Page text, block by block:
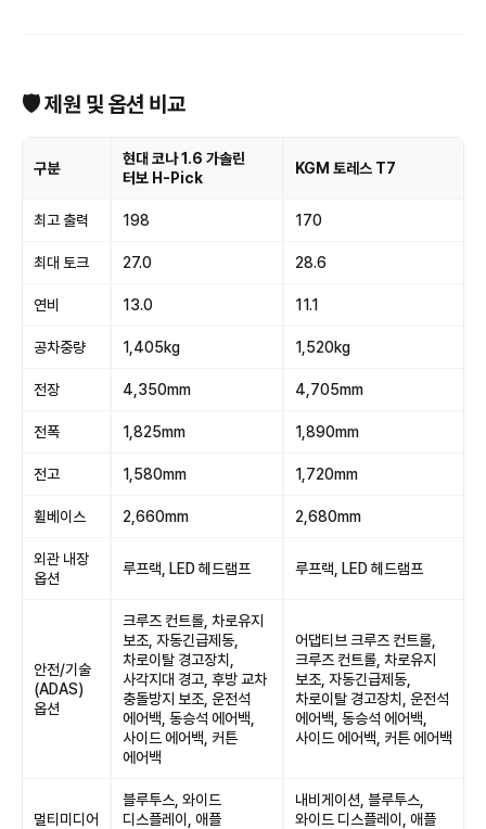
🛡 제원 및 옵션 비교
구분
현대 코나 1.6 가솔린
터보 H-Pick
KGM 토레스 T7
최고 출력 198 170
최대 토크 27.0 28.6
연비 13.0 11.1
공차중량 1,405kg 1,520kg
전장 4,350mm 4,705mm
전폭 1,825mm 1,890mm
전고 1,580mm 1,720mm
휠베이스 2,660mm 2,680mm
외관 내장
옵션
루프랙, LED 헤드램프 루프랙, LED 헤드램프
안전/기술
(ADAS)
옵션
크루즈 컨트롤, 차로유지
보조, 자동긴급제동,
차로이탈 경고장치,
사각지대 경고, 후방 교차
충돌방지 보조, 운전석
에어백, 동승석 에어백,
사이드 에어백, 커튼
에어백
어댑티브 크루즈 컨트롤,
크루즈 컨트롤, 차로유지
보조, 자동긴급제동,
차로이탈 경고장치, 운전석
에어백, 동승석 에어백,
사이드 에어백, 커튼 에어백
멀티미디어
블루투스, 와이드
디스플레이, 애플
내비게이션, 블루투스,
와이드 디스플레이, 애플